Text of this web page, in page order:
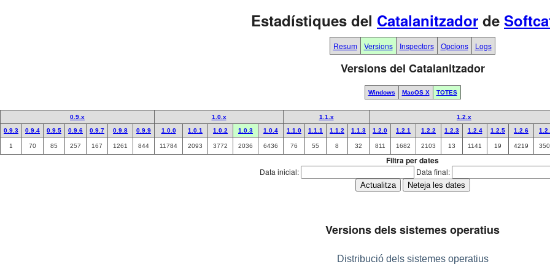
Estadístiques del Catalanitzador de
Resum Versions Inspectors Opcions Logs
Versions del Catalanitzador
Windows MacOS X TOTES
0.9.x 1.0.x 1.1.x
1.2.x
0.9.3
0.9.4 0.9.5 0.9.6 0.9.7 0.9.8 0.9.9 1.0.0 1.0.1 1.0.2 1.0.3 1.0.4 1.1.0 1.1.1 1.1.2 1.1.3 1.2.0 1.2.1 1.2.2 1.2.3 1.2.4 1.2.5 1.2.6
1 70 85 257 167 1261 844 11784 2093 3772 2036 6436 76 55 8 32 811 1682 2103 13 1141 19 4219
Filtra per dates
Data inicial: Data final:
Versions dels sistemes operatius
Distribució dels sistemes operatius